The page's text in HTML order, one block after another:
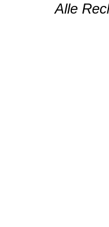
Alle